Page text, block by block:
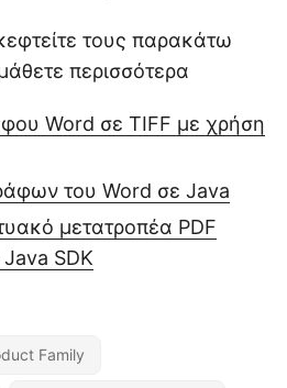
τους παρακάτω
περισσότερα
Word σε TIFF με χρήση
του Word σε Java
μετατροπέα PDF
SDK
Family